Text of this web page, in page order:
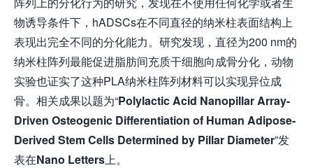
物诱导条件下，hADSCs在不同直径的纳米柱表面结构上
表现出完全不同的分化能力。研究发现，直径为200 nm的
纳米柱阵列最能促进脂肪间充质干细胞向成骨分化，动物
实验也证实了这种PLA纳米柱阵列材料可以实现异位成
骨。相关成果以题为“Polylactic Acid Nanopillar Array-
Driven Osteogenic Differentiation of Human Adipose-
Derived Stem Cells Determined by Pillar Diameter”发
表在Nano Letters上。